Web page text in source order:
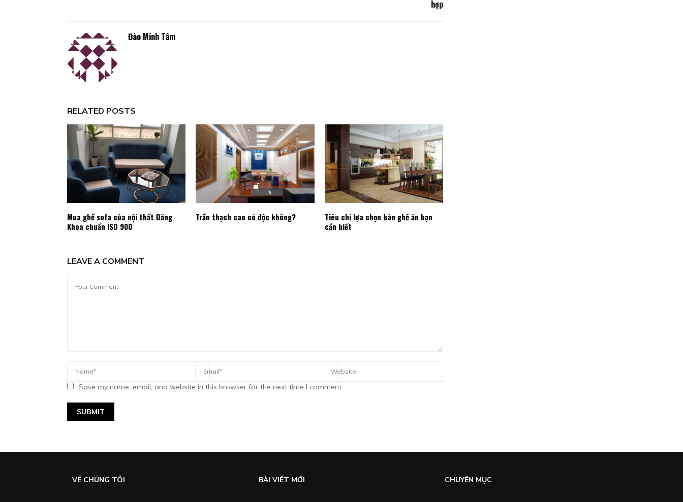
hợp
Đào Minh Tâm
RELATED POSTS
Mua ghế sofa của nội thất Đăng
Khoa chuẩn ISO 900
Trần thạch cao có độc không?
Tiêu chí lựa chọn bàn ghế ăn bạn
cần biết
LEAVE A COMMENT
Save my name, email, and website in this browser for the next time I comment.
VỀ CHÚNG TÔI BÀI VIẾT MỚI CHUYÊN MỤC